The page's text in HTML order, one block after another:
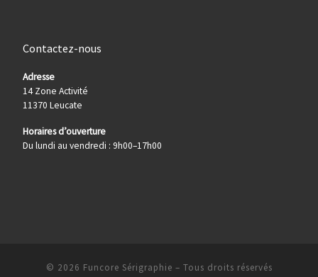
Contactez-nous
Adresse
14 Zone Activité
11370 Leucate
Horaires d’ouverture
Du lundi au vendredi : 9h00–17h00
© 2026 Funcore Sérigraphie – Tous droits réservés